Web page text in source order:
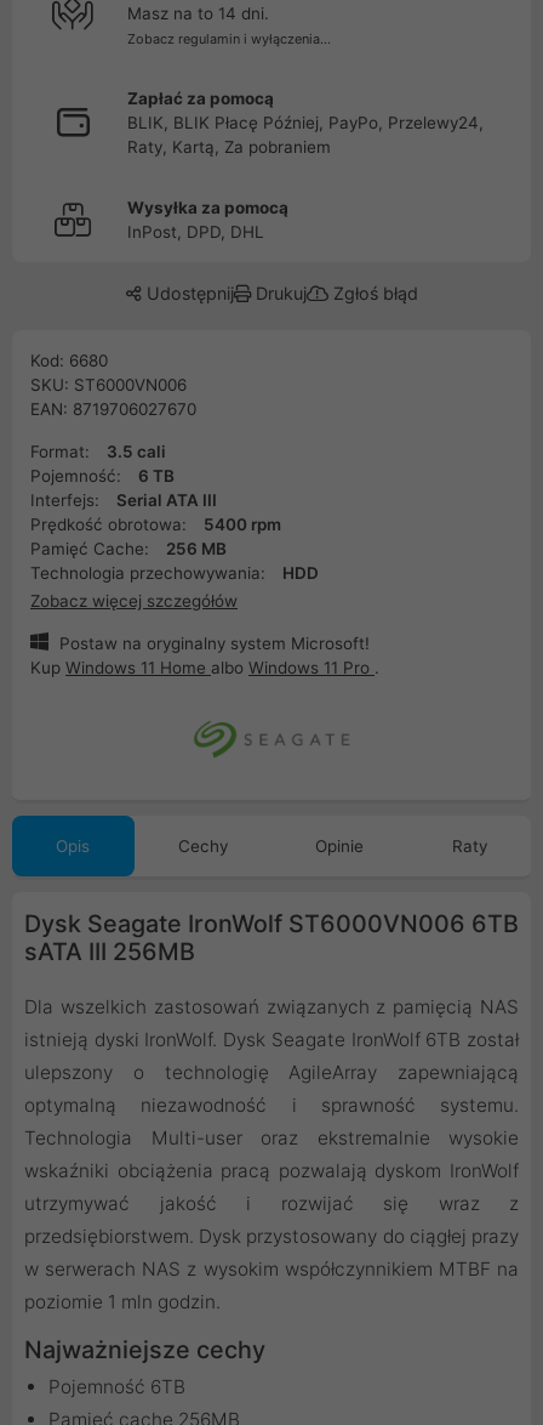
Masz na to 14 dni.
Zobacz regulamin i wyłączenia...
Zapłać za pomocą
BLIK, BLIK Płacę Później, PayPo, Przelewy24,
Raty, Kartą, Za pobraniem
Wysyłka za pomocą
InPost, DPD, DHL
Udostępnij Drukuj Zgłoś błąd
Kod: 6680
SKU: ST6000VN006
EAN: 8719706027670
Format:
3.5 cali
Pojemność:
6 TB
Interfejs:
Serial ATA III
Prędkość obrotowa:
5400 rpm
Pamięć Cache:
256 MB
Technologia przechowywania:
HDD
Zobacz więcej szczegółów
Postaw na oryginalny system Microsoft!
Kup Windows 11 Home albo Windows 11 Pro .
Opis Cechy Opinie Raty
Dysk Seagate IronWolf ST6000VN006 6TB
sATA III 256MB
Dla wszelkich zastosowań związanych z pamięcią NAS
istnieją dyski IronWolf. Dysk Seagate IronWolf 6TB został
ulepszony o technologię AgileArray zapewniającą
optymalną niezawodność i sprawność systemu.
Technologia Multi-user oraz ekstremalnie wysokie
wskaźniki obciążenia pracą pozwalają dyskom IronWolf
utrzymywać jakość i rozwijać się wraz z
przedsiębiorstwem. Dysk przystosowany do ciągłej prazy
w serwerach NAS z wysokim współczynnikiem MTBF na
poziomie 1 mln godzin.
Najważniejsze cechy
Pojemność 6TB
Pamięć cache 256MB